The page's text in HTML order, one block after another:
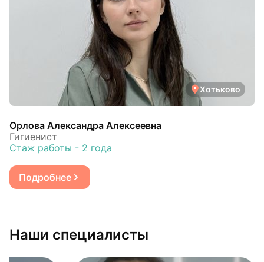
Хотьково
Орлова Александра Алексеевна
Гигиенист
Стаж работы - 2 года
Подробнее
Наши специалисты